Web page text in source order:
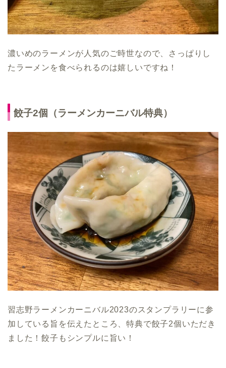
濃いめのラーメンが人気のご時世なので、さっぱりし
たラーメンを食べられるのは嬉しいですね！
餃子2個（ラーメンカーニバル特典）
習志野ラーメンカーニバル2023のスタンプラリーに参
加している旨を伝えたところ、特典で餃子2個いただき
ました！餃子もシンプルに旨い！